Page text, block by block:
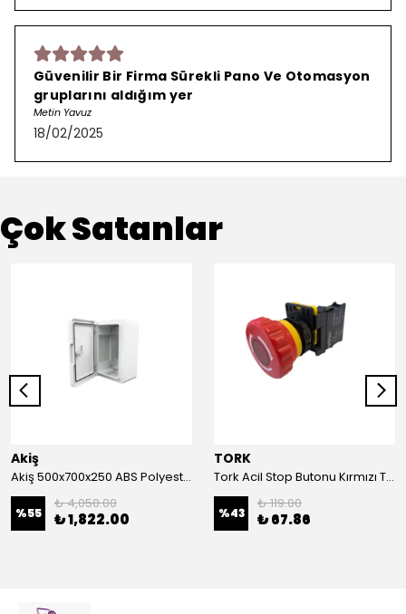
Güvenilir Bir Firma Sürekli Pano Ve Otomasyon
gruplarını aldığım yer
Metin Yavuz
18/02/2025
Çok Satanlar
Akiş
Akiş 500x700x250 ABS Polyester Pano | Duvar Pano | Plastik Elektrik Panosu
%55
₺ 4,050.00
₺ 1,822.00
TORK
Tork Acil Stop Butonu Kırmızı TRK-A3-01ZS Acil Durum Butonu | Kırmızı Mantar Tipi NC1
%43
₺ 119.00
₺ 67.86